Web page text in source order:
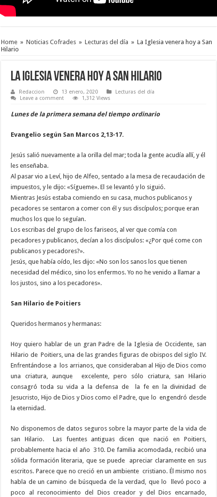
Home » Noticias Cofrades » Lecturas del día » La Iglesia venera hoy a San
Hilario
La Iglesia venera hoy a San Hilario
Redaccion 13 enero, 2020
Lecturas del día
Leave a comment
1,312 Views
Lunes de la primera semana del tiempo ordinario
Evangelio según San Marcos 2,13-17.
Jesús salió nuevamente a la orilla del mar; toda la gente acudía allí, y él
les enseñaba.
Al pasar vio a Leví, hijo de Alfeo, sentado a la mesa de recaudación de
impuestos, y le dijo: «Sígueme». El se levantó y lo siguió.
Mientras Jesús estaba comiendo en su casa, muchos publicanos y
pecadores se sentaron a comer con él y sus discípulos; porque eran
muchos los que lo seguían.
Los escribas del grupo de los fariseos, al ver que comía con
pecadores y publicanos, decían a los discípulos: «¿Por qué come con
publicanos y pecadores?».
Jesús, que había oído, les dijo: «No son los sanos los que tienen
necesidad del médico, sino los enfermos. Yo no he venido a llamar a
los justos, sino a los pecadores».
San Hilario de Poitiers
Queridos hermanos y hermanas:
Hoy quiero hablar de un gran Padre de la Iglesia de Occidente, san
Hilario de Poitiers, una de las grandes figuras de obispos del siglo IV.
Enfrentándose a los arrianos, que consideraban al Hijo de Dios como
una criatura, aunque excelente, pero sólo criatura, san Hilario
consagró toda su vida a la defensa de la fe en la divinidad de
Jesucristo, Hijo de Dios y Dios como el Padre, que lo engendró desde
la eternidad.
No disponemos de datos seguros sobre la mayor parte de la vida de
san Hilario. Las fuentes antiguas dicen que nació en Poitiers,
probablemente hacia el año 310. De familia acomodada, recibió una
sólida formación literaria, que se puede apreciar claramente en sus
escritos. Parece que no creció en un ambiente cristiano. Él mismo nos
habla de un camino de búsqueda de la verdad, que lo llevó poco a
poco al reconocimiento del Dios creador y del Dios encarnado,